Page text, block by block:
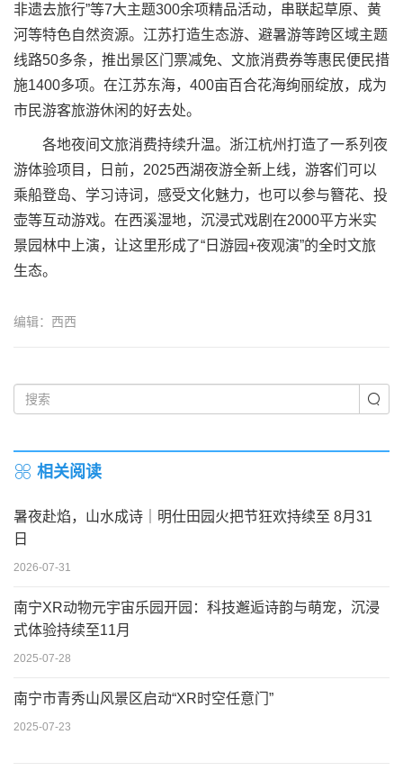
非遗去旅行”等7大主题300余项精品活动，串联起草原、黄
河等特色自然资源。江苏打造生态游、避暑游等跨区域主题
线路50多条，推出景区门票减免、文旅消费券等惠民便民措
施1400多项。在江苏东海，400亩百合花海绚丽绽放，成为
市民游客旅游休闲的好去处。
各地夜间文旅消费持续升温。浙江杭州打造了一系列夜
游体验项目，日前，2025西湖夜游全新上线，游客们可以
乘船登岛、学习诗词，感受文化魅力，也可以参与簪花、投
壶等互动游戏。在西溪湿地，沉浸式戏剧在2000平方米实
景园林中上演，让这里形成了“日游园+夜观演”的全时文旅
生态。
编辑：西西
相关阅读
暑夜赴焰，山水成诗｜明仕田园火把节狂欢持续至 8月31
日
2026-07-31
南宁XR动物元宇宙乐园开园：科技邂逅诗韵与萌宠，沉浸
式体验持续至11月
2025-07-28
南宁市青秀山风景区启动“XR时空任意门”
2025-07-23